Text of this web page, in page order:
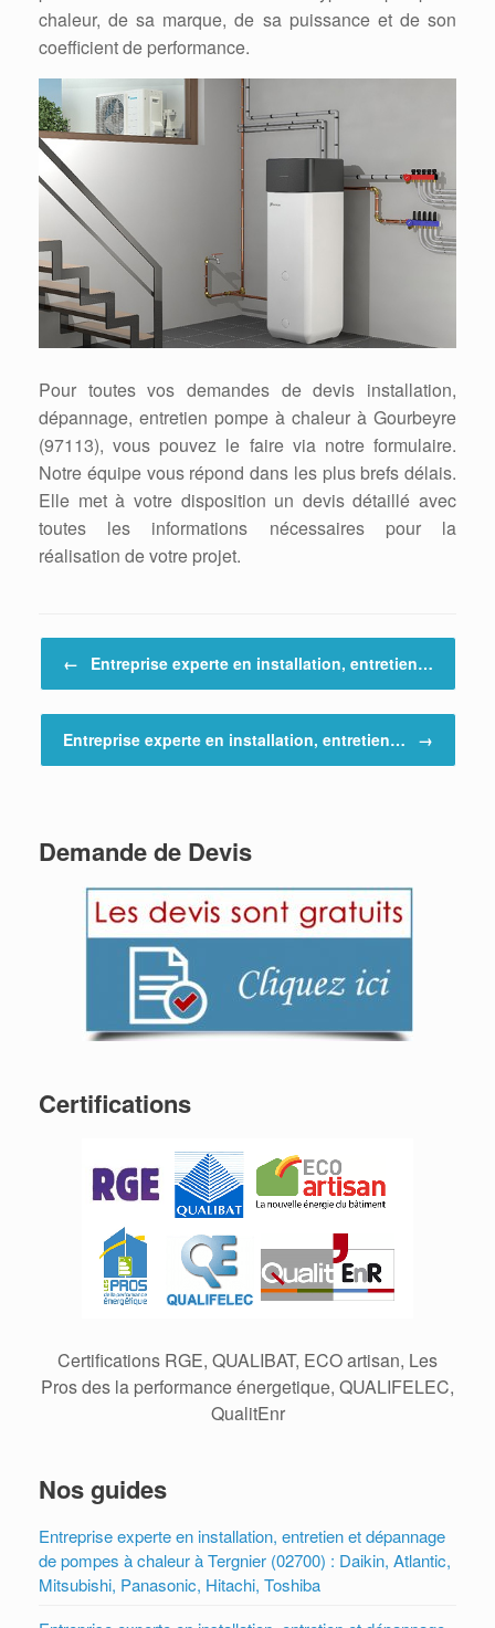
chaleur, de sa marque, de sa puissance et de son
coefficient de performance.
Pour toutes vos demandes de devis installation,
dépannage, entretien pompe à chaleur à Gourbeyre
(97113), vous pouvez le faire via notre formulaire.
Notre équipe vous répond dans les plus brefs délais.
Elle met à votre disposition un devis détaillé avec
toutes les informations nécessaires pour la
réalisation de votre projet.
← Entreprise experte en installation, entretien…
Entreprise experte en installation, entretien… →
Demande de Devis
Certifications
Certifications RGE, QUALIBAT, ECO artisan, Les
Pros des la performance énergetique, QUALIFELEC,
QualitEnr
Nos guides
Entreprise experte en installation, entretien et dépannage
de pompes à chaleur à Tergnier (02700) : Daikin, Atlantic,
Mitsubishi, Panasonic, Hitachi, Toshiba